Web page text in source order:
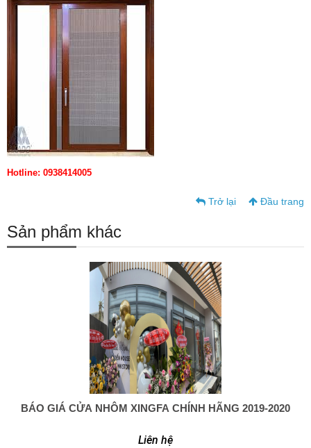
Hotline: 0938414005
Trở lại Đầu trang
Sản phẩm khác
0938 414 005
BÁO GIÁ CỬA NHÔM XINGFA CHÍNH HÃNG 2019-2020
Liên hệ